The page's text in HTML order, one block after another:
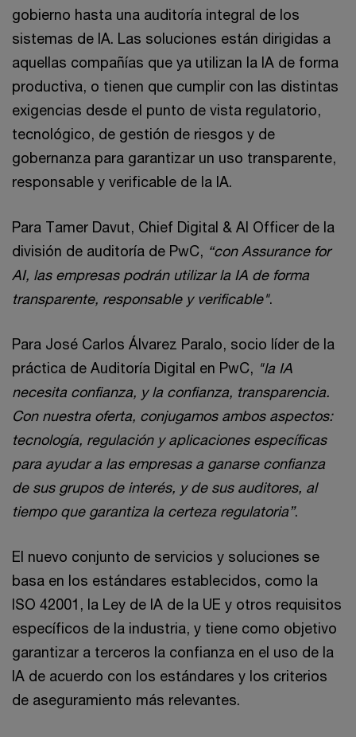
gobierno hasta una auditoría integral de los
sistemas de IA. Las soluciones están dirigidas a
aquellas compañías que ya utilizan la IA de forma
productiva, o tienen que cumplir con las distintas
exigencias desde el punto de vista regulatorio,
tecnológico, de gestión de riesgos y de
gobernanza para garantizar un uso transparente,
responsable y verificable de la IA.
Para Tamer Davut, Chief Digital & AI Officer de la
división de auditoría de PwC, “con Assurance for
AI, las empresas podrán utilizar la IA de forma
transparente, responsable y verificable".
Para José Carlos Álvarez Paralo, socio líder de la
práctica de Auditoría Digital en PwC, "la IA
necesita confianza, y la confianza, transparencia.
Con nuestra oferta, conjugamos ambos aspectos:
tecnología, regulación y aplicaciones específicas
para ayudar a las empresas a ganarse confianza
de sus grupos de interés, y de sus auditores, al
tiempo que garantiza la certeza regulatoria”.
El nuevo conjunto de servicios y soluciones se
basa en los estándares establecidos, como la
ISO 42001, la Ley de IA de la UE y otros requisitos
específicos de la industria, y tiene como objetivo
garantizar a terceros la confianza en el uso de la
IA de acuerdo con los estándares y los criterios
de aseguramiento más relevantes.